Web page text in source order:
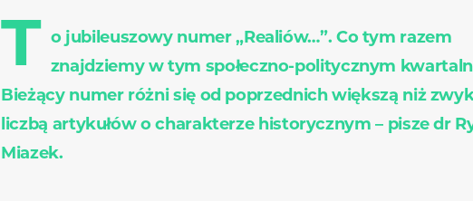
T o jubileuszowy numer „Realiów…”. Co tym razem
znajdziemy w tym społeczno-politycznym
Bieżący numer różni się od poprzednich większą niż
liczbą artykułów o charakterze historycznym – pisze dr
Miazek.